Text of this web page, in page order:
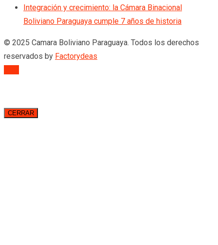
Integración y crecimiento: la Cámara Binacional
Boliviano Paraguaya cumple 7 años de historia
© 2025 Camara Boliviano Paraguaya. Todos los derechos
reservados by Factorydeas
CERRAR